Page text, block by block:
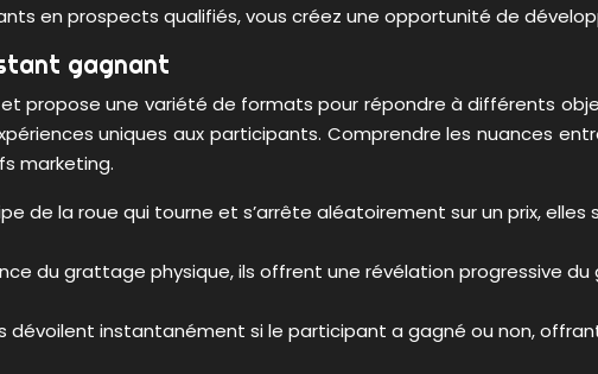
en prospects qualifiés, vous créez une opportunité de
gagnant
propose une variété de formats pour répondre à différents
uniques aux participants. Comprendre les nuances
marketing.
de la roue qui tourne et s’arrête aléatoirement sur un prix,
du grattage physique, ils offrent une révélation progressive
dévoilent instantanément si le participant a gagné ou non,